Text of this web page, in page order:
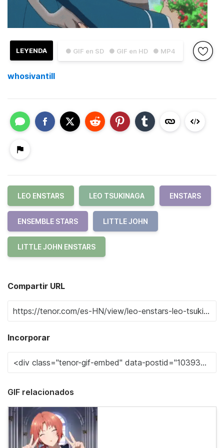
● GIF en SD ● GIF en HD ● MP4
LEYENDA
whosivantill
LEO ENSTARS LEO TSUKINAGA ENSTARS
ENSEMBLE STARS LITTLE JOHN
LITTLE JOHN ENSTARS
Compartir URL
Incorporar
GIF relacionados